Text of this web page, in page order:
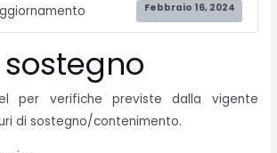
Febbraio 16, 2024
per verifiche previste dalla vigente
di sostegno/contenimento.